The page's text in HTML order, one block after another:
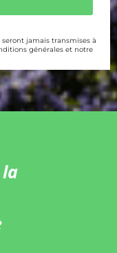
jamais transmises à
générales et notre